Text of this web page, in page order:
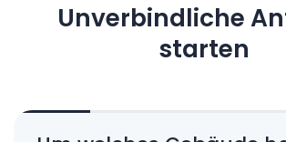
Unverbindliche
starten